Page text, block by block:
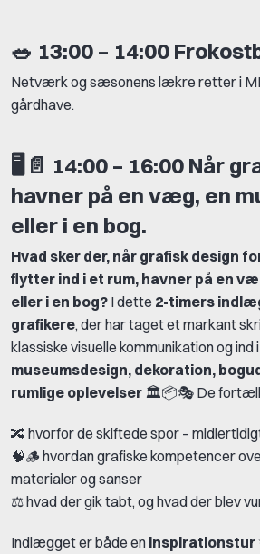
🥗 13:00 – 14:00
Netværk og sæsonens lækre retter i
gårdhave.
🖥️📄 14:00 – 16:00 Når
havner på en væg, en
eller i en bog.
Hvad sker der, når grafisk design
flytter ind i et rum, havner på en
eller i en bog? I dette 2-timers
grafikere, der har taget et markant
klassiske visuelle kommunikation og ind i
museumsdesign, dekoration,
rumlige oplevelser 🏛️📦🎭 De
🔀 hvorfor de skiftede spor –
🧠🪵 hvordan grafiske kompetencer
materialer og sanser
⚖️ hvad der gik tabt, og hvad der blev
Indlægget er både en inspirationstur